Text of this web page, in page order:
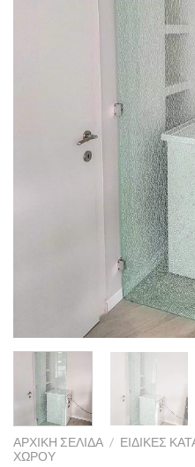
ΑΡΧΙΚΉ ΣΕΛΊΔΑ / ΕΙΔΙΚΈΣ
ΧΏΡΟΥ